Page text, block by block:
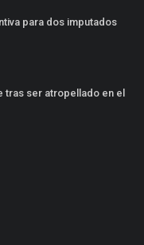
para dos imputados
tras ser atropellado en el